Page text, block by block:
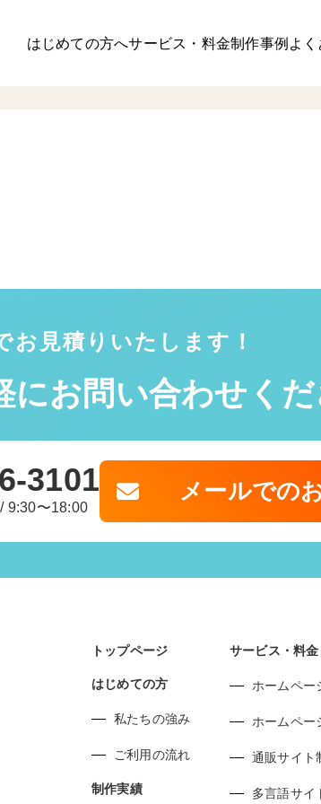
はじめての方へサービス・料金制作事例よ
お見積りいたします！
にお問い合わせく
3101
9:30〜18:00
メールでの
トップページ
はじめての方
私たちの強み
ご利用の流れ
制作実績
サービス・料金
ホームペー
ホームペー
通販サイト
多言語サイ